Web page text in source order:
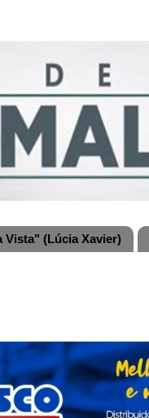
Vista" (Lúcia Xavier)